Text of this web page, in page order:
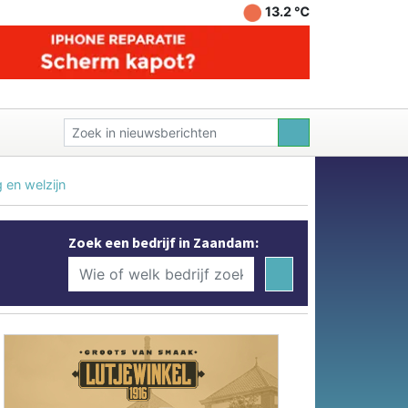
13.2 ℃
en welzijn
Zoek een bedrijf in Zaandam: